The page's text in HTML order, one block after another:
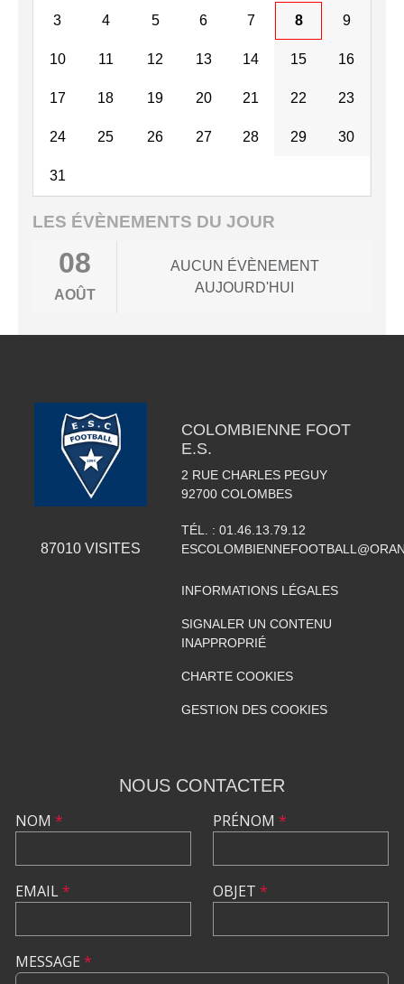
3 4 5 6 7 8 9
10 11 12 13 14 15 16
17 18 19 20 21 22 23
24 25 26 27 28 29 30
31
LES ÉVÈNEMENTS DU JOUR
08
AOÛT
AUCUN ÉVÈNEMENT
AUJOURD'HUI
87010VISITES
COLOMBIENNE FOOT
E.S.
2 RUE CHARLES PEGUY
92700 COLOMBES
TÉL. : 01.46.13.79.12
INFORMATIONS LÉGALES
SIGNALER UN CONTENU
INAPPROPRIÉ
CHARTE COOKIES
GESTION DES COOKIES
NOUS CONTACTER
NOM *
EMAIL*
PRÉNOM *
OBJET *
MESSAGE *